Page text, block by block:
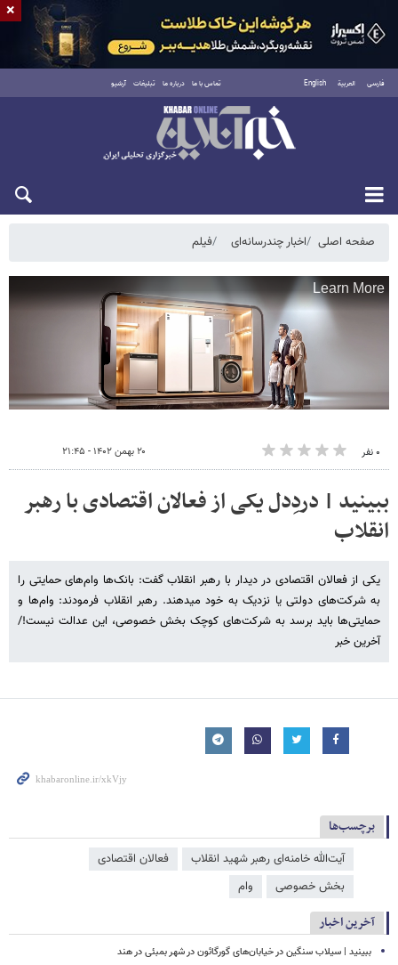
فارسی العربية English تماس با ما درباره ما تبلیغات آرشیو
شنبه ۱۷ مرداد ۱۴۰۵
صفحه اصلی اخبار چندرسانه‌ای فیلم
۰ نفر ۲۰ بهمن ۱۴۰۲ - ۲۱:۴۵
ببینید | دردِدل یکی از فعالان اقتصادی با رهبر
انقلاب
یکی از فعالان اقتصادی در دیدار با رهبر انقلاب گفت: بانک‌ها وام‌های حمایتی را
به شرکت‌های دولتی یا نزدیک به خود میدهند. رهبر انقلاب فرمودند: وام‌ها و
حمایتی‌ها باید برسد به شرکت‌های کوچک بخش خصوصی، این عدالت نیست!/
آخرین خبر
برچسب‌ها
آیت‌الله خامنه‌ای رهبر شهید انقلاب
فعالان اقتصادی
بخش خصوصی
وام
آخرین اخبار
ببینید | سیلاب‌ سنگین در خیابان‌های گورگائون در شهر بمبئی در هند
×